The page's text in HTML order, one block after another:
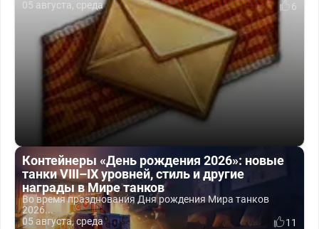
05 августа, среда
6
Контейнеры «День рождения 2026»: новые
танки VIII–IX уровней, стиль и другие
награды в Мире танков
Во время празднования Дня рождения Мира танков
2026...
05 августа, среда
11